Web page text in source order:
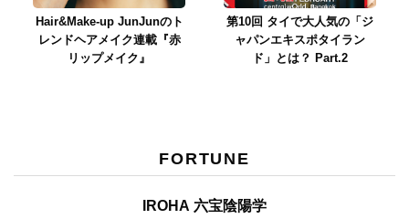
Hair&Make-up JunJunのト
レンドヘアメイク連載『赤
リップメイク』
第10回 タイで大人気の「ジ
ャパンエキスポタイラン
ド」とは？ Part.2
FORTUNE
IROHA 六宝陰陽学